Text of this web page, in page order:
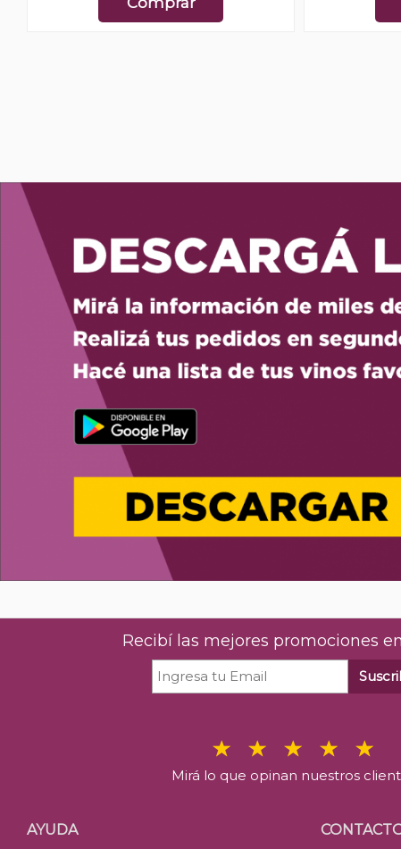
Recibí las mejores promociones
Mirá lo que opinan nuestros
AYUDA